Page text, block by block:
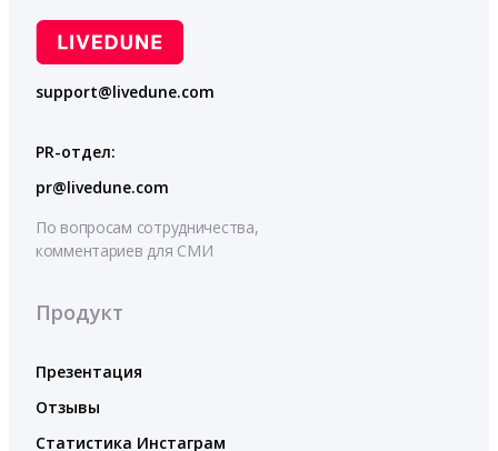
support@livedune.com
PR-отдел:
pr@livedune.com
По вопросам сотрудничества,
комментариев для СМИ
Продукт
Презентация
Отзывы
Статистика Инстаграм